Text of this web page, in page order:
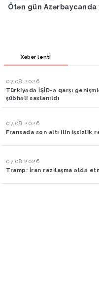
Ötən gün
Xəbər lenti
07.08.2026
Türkiyədə İŞİD-ə qarşı
şübhəli saxlanıldı
07.08.2026
Fransada son altı ilin işsizlik
07.08.2026
Tramp: İran razılaşma əldə